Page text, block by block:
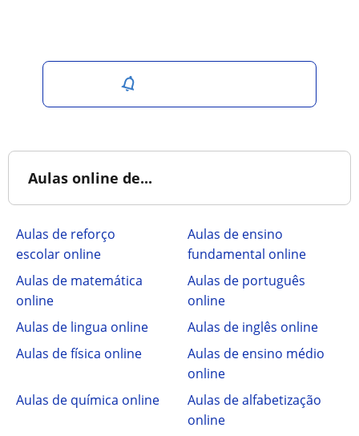
Aulas online de...
Aulas de reforço
escolar online
Aulas de ensino
fundamental online
Aulas de matemática
online
Aulas de português
online
Aulas de lingua online
Aulas de inglês online
Aulas de física online
Aulas de ensino médio
online
Aulas de química online
Aulas de alfabetização
online